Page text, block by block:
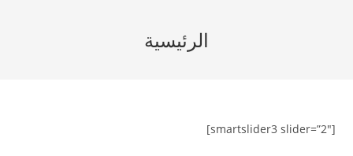
الرئيسية
[smartslider3 slider=”2″]